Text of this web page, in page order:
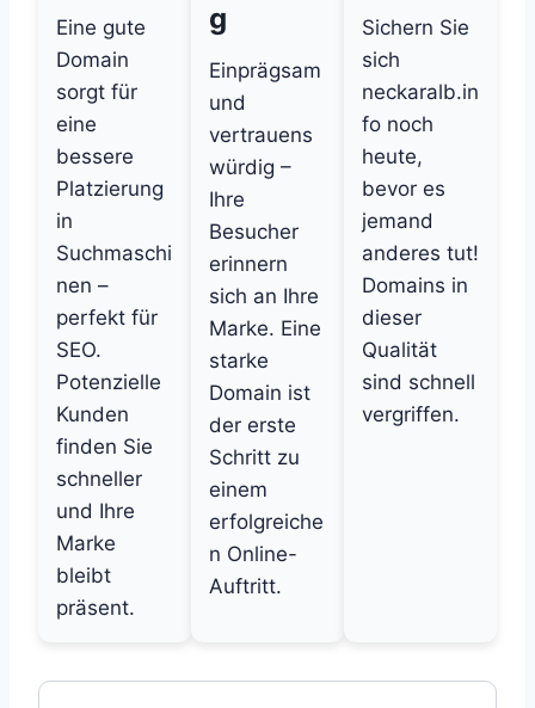
Eine gute
Domain
sorgt für
eine
bessere
Platzierung
in
Suchmaschi
nen –
perfekt für
SEO.
Potenzielle
Kunden
finden Sie
schneller
und Ihre
Marke
bleibt
präsent.
g
Einprägsam
und
vertrauens
würdig –
Ihre
Besucher
erinnern
sich an Ihre
Marke. Eine
starke
Domain ist
der erste
Schritt zu
einem
erfolgreiche
n Online-
Auftritt.
Sichern Sie
sich
neckaralb.in
fo noch
heute,
bevor es
jemand
anderes tut!
Domains in
dieser
Qualität
sind schnell
vergriffen.